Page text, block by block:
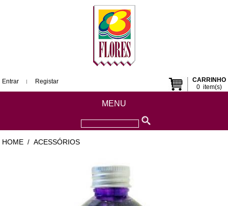
CARRINHO
0item(s)
Entrar Registar
MENU
HOME / ACESSÓRIOS